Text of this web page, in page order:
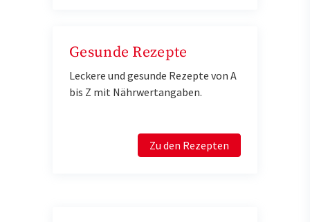
Gesunde Rezepte
Leckere und gesunde Rezepte von A
bis Z mit Nährwertangaben.
Zu den Rezepten